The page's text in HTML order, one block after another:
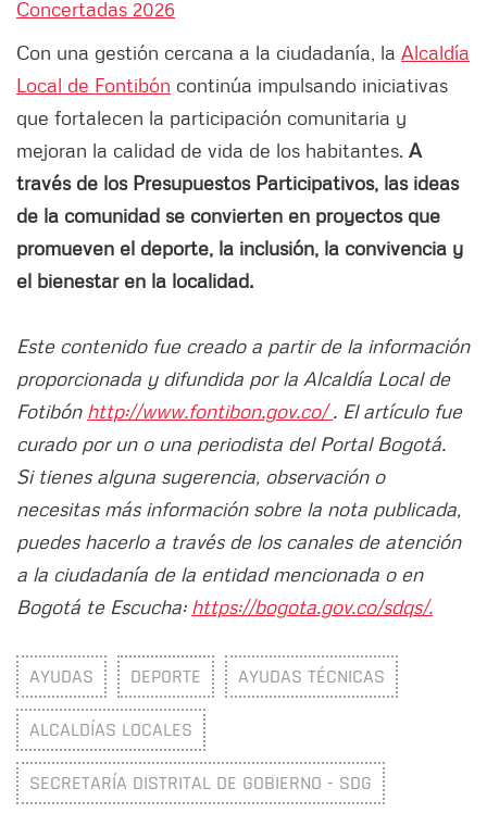
Concertadas 2026
Con una gestión cercana a la ciudadanía, la Alcaldía
Local de Fontibón continúa impulsando iniciativas
que fortalecen la participación comunitaria y
mejoran la calidad de vida de los habitantes. A
través de los Presupuestos Participativos, las ideas
de la comunidad se convierten en proyectos que
promueven el deporte, la inclusión, la convivencia y
el bienestar en la localidad.
Este contenido fue creado a partir de la información
proporcionada y difundida por la Alcaldía Local de
Fotibón http://www.fontibon.gov.co/. El artículo fue
curado por un o una periodista del Portal Bogotá.
Si tienes alguna sugerencia, observación o
necesitas más información sobre la nota publicada,
puedes hacerlo a través de los canales de atención
a la ciudadanía de la entidad mencionada o en
Bogotá te Escucha: https://bogota.gov.co/sdqs/.
AYUDAS DEPORTE AYUDAS TÉCNICAS
ALCALDÍAS LOCALES
SECRETARÍA DISTRITAL DE GOBIERNO - SDG